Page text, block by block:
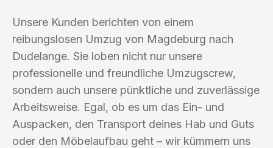
Unsere Kunden berichten von einem
reibungslosen Umzug von Magdeburg nach
Dudelange. Sie loben nicht nur unsere
professionelle und freundliche Umzugscrew,
sondern auch unsere pünktliche und zuverlässige
Arbeitsweise. Egal, ob es um das Ein- und
Auspacken, den Transport deines Hab und Guts
oder den Möbelaufbau geht – wir kümmern uns